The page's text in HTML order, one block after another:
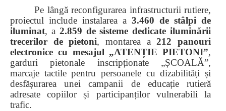
Pe lângă reconfigurarea infrastructurii rutiere,
proiectul include instalarea a 3.460 de stâlpi de
iluminat, a 2.859 de sisteme dedicate iluminării
trecerilor de pietoni, montarea a212 panouri
electronice cu mesajul „ATENȚIE PIETONI”,
garduri pietonale inscripționate „ȘCOALĂ”,
marcaje tactile pentru persoanele cu dizabilități și
desfășurarea unei campanii de educație rutieră
adresate copiilor și participanților vulnerabili la
trafic.